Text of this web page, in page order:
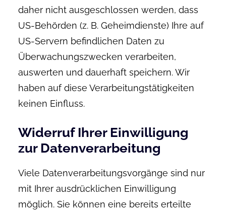
daher nicht ausgeschlossen werden, dass
US-Behörden (z. B. Geheimdienste) Ihre auf
US-Servern befindlichen Daten zu
Überwachungszwecken verarbeiten,
auswerten und dauerhaft speichern. Wir
haben auf diese Verarbeitungstätigkeiten
keinen Einfluss.
Widerruf Ihrer Einwilligung
zur Datenverarbeitung
Viele Datenverarbeitungsvorgänge sind nur
mit Ihrer ausdrücklichen Einwilligung
möglich. Sie können eine bereits erteilte